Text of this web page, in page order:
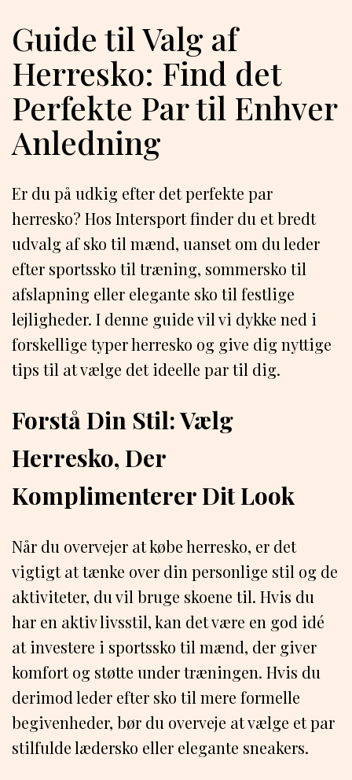
Guide til Valg af
Herresko: Find det
Perfekte Par til Enhver
Anledning
Er du på udkig efter det perfekte par
herresko? Hos Intersport finder du et bredt
udvalg af sko til mænd, uanset om du leder
efter sportssko til træning, sommersko til
afslapning eller elegante sko til festlige
lejligheder. I denne guide vil vi dykke ned i
forskellige typer herresko og give dig nyttige
tips til at vælge det ideelle par til dig.
Forstå Din Stil: Vælg
Herresko, Der
Komplimenterer Dit Look
Når du overvejer at købe herresko, er det
vigtigt at tænke over din personlige stil og de
aktiviteter, du vil bruge skoene til. Hvis du
har en aktiv livsstil, kan det være en god idé
at investere i sportssko til mænd, der giver
komfort og støtte under træningen. Hvis du
derimod leder efter sko til mere formelle
begivenheder, bør du overveje at vælge et par
stilfulde lædersko eller elegante sneakers.